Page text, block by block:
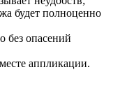
будет полноценно
без опасений
аппликации.